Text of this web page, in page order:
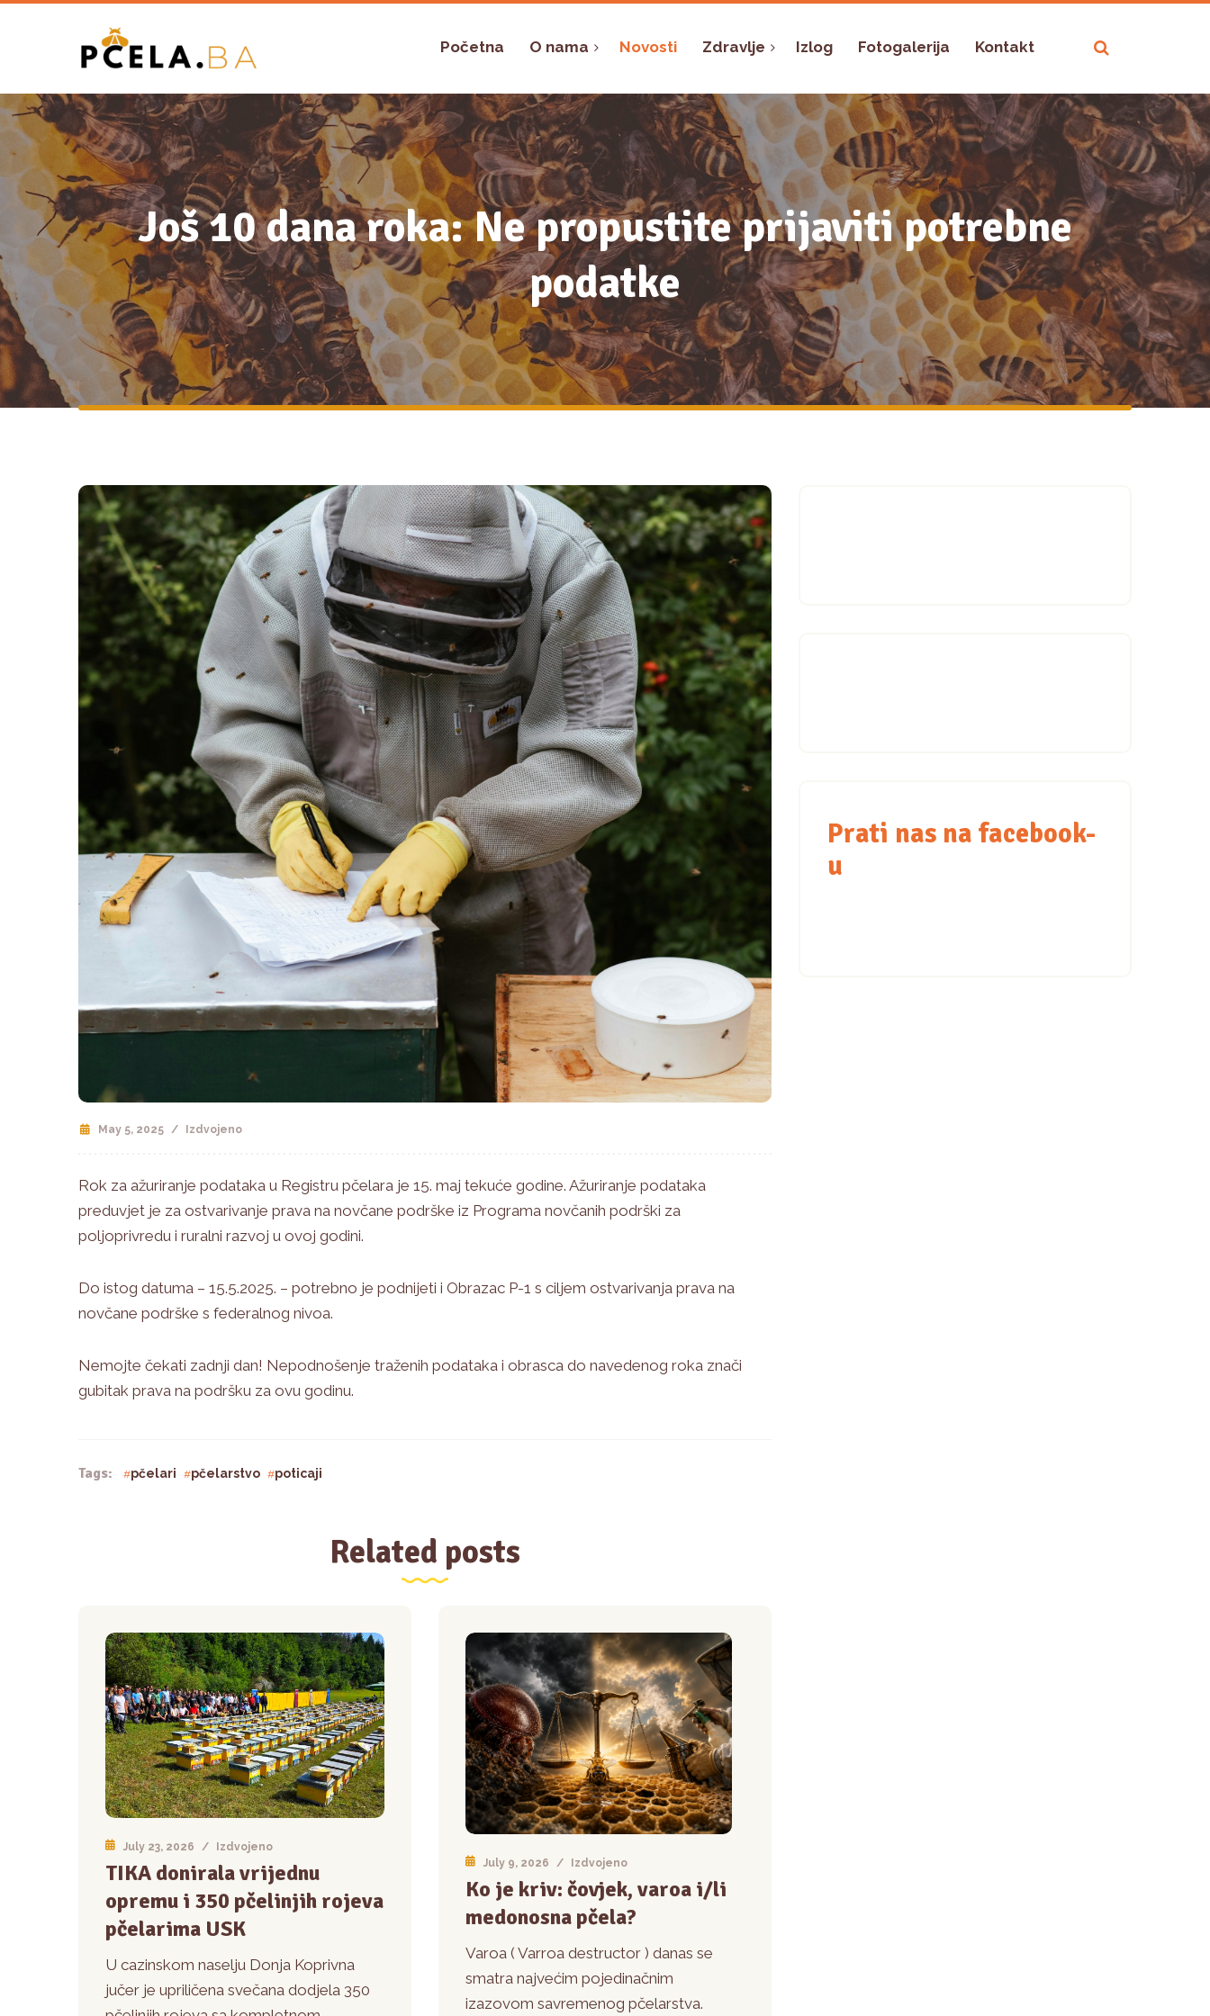
Početna O nama Novosti Zdravlje Izlog Fotogalerija Kontakt
Još 10 dana roka: Ne propustite prijaviti potrebne
podatke
May 5, 2025 / Izdvojeno
Rok za ažuriranje podataka u Registru pčelara je 15. maj tekuće godine. Ažuriranje podataka
preduvjet je za ostvarivanje prava na novčane podrške iz Programa novčanih podrški za
poljoprivredu i ruralni razvoj u ovoj godini.
Do istog datuma – 15.5.2025. – potrebno je podnijeti i Obrazac P-1 s ciljem ostvarivanja prava na
novčane podrške s federalnog nivoa.
Nemojte čekati zadnji dan! Nepodnošenje traženih podataka i obrasca do navedenog roka znači
gubitak prava na podršku za ovu godinu.
Tags: pčelari pčelarstvo poticaji
Related posts
July 23, 2026 / Izdvojeno
TIKA donirala vrijednu
opremu i 350 pčelinjih rojeva
pčelarima USK
U cazinskom naselju Donja Koprivna
jučer je upriličena svečana dodjela 350
July 9, 2026 / Izdvojeno
Ko je kriv: čovjek, varoa i/li
medonosna pčela?
Varoa ( Varroa destructor ) danas se
smatra najvećim pojedinačnim
izazovom savremenog pčelarstva.
Prati nas na facebook-
u